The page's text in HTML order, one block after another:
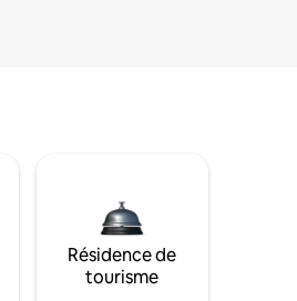
Résidence de
tourisme